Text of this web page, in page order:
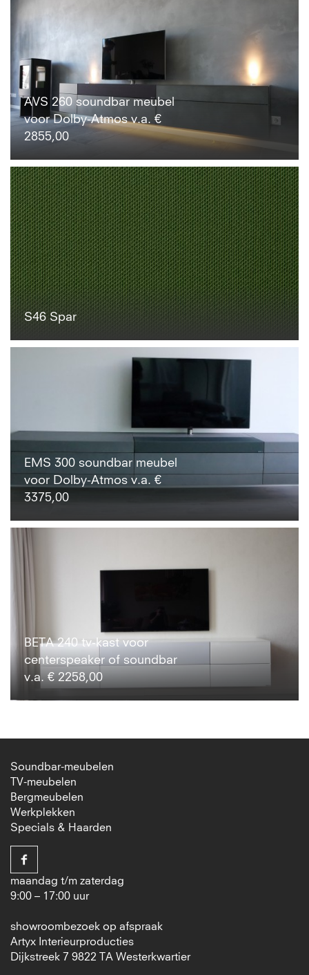
AVS 260 soundbar meubel
voor Dolby-Atmos v.a. €
2855,00
S46 Spar
EMS 300 soundbar meubel
voor Dolby-Atmos v.a. €
3375,00
BETA 240 tv-kast voor
centerspeaker of soundbar
v.a. € 2258,00
Soundbar-meubelen
TV-meubelen
Bergmeubelen
Werkplekken
Specials & Haarden
maandag t/m zaterdag
9:00 – 17:00 uur
showroombezoek op afspraak
Artyx Interieurproducties
Dijkstreek 7 9822 TA Westerkwartier